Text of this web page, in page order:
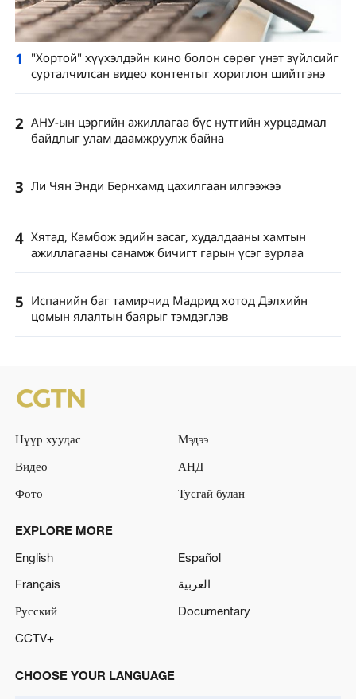
1
"Хортой" хүүхэлдэйн кино болон сөрөг үнэт зүйлсийг
сурталчилсан видео контентыг хориглон шийтгэнэ
2 АНУ-ын цэргийн ажиллагаа бүс нутгийн хурцадмал
байдлыг улам даамжруулж байна
3 Ли Чян Энди Бернхамд цахилгаан илгээжээ
4 Хятад, Камбож эдийн засаг, худалдааны хамтын
ажиллагааны санамж бичигт гарын үсэг зурлаа
5 Испанийн баг тамирчид Мадрид хотод Дэлхийн
цомын ялалтын баярыг тэмдэглэв
Нүүр хуудас
Мэдээ
Видео
АНД
Фото
Тусгай булан
EXPLORE MORE
English
Español
Français
العربية
Русский
Documentary
CCTV+
CHOOSE YOUR LANGUAGE